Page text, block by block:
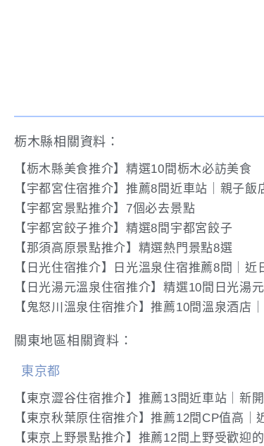
栃木縣相關資料：
【栃木縣美食推介】精選10間栃木必訪美食
【宇都宮住宿推介】推薦8間近車站｜親子飯
【宇都宮景點推介】7個必去景點
【宇都宮餃子推介】精選8間宇都宮餃子
【那須高原景點推介】精選熱門景點8選
【日光住宿推介】日光溫泉住宿推薦8間｜
【日光湯元溫泉住宿推介】精選10間日光湯
【鬼怒川溫泉住宿推介】推薦10間溫泉酒店
關東地區相關資料：
東京都
【東京澀谷住宿推介】推薦13間近車站｜新
【東京秋葉原住宿推介】推薦12間CP值高｜
【東京上野景點推介】推薦12間上野受歡迎